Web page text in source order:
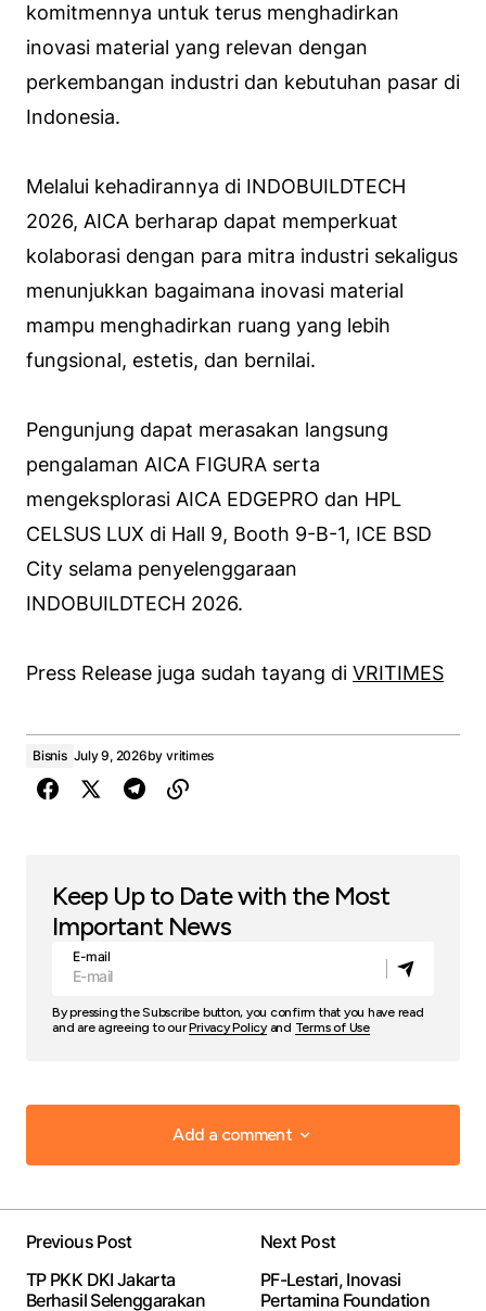
komitmennya untuk terus menghadirkan
inovasi material yang relevan dengan
perkembangan industri dan kebutuhan pasar di
Indonesia.
Melalui kehadirannya di INDOBUILDTECH
2026, AICA berharap dapat memperkuat
kolaborasi dengan para mitra industri sekaligus
menunjukkan bagaimana inovasi material
mampu menghadirkan ruang yang lebih
fungsional, estetis, dan bernilai.
Pengunjung dapat merasakan langsung
pengalaman AICA FIGURA serta
mengeksplorasi AICA EDGEPRO dan HPL
CELSUS LUX di Hall 9, Booth 9-B-1, ICE BSD
City selama penyelenggaraan
INDOBUILDTECH 2026.
Press Release juga sudah tayang di VRITIMES
Bisnis July 9, 2026by vritimes
Keep Up to Date with the Most
Important News
E-mail
By pressing the Subscribe button, you confirm that you have read
and are agreeing to ourPrivacy Policyand Terms of Use
Add a comment
Add a comment
fields are marked
Previous Post
TP PKK DKI Jakarta
Berhasil Selenggarakan
Next Post
PF-Lestari, Inovasi
Pertamina Foundation